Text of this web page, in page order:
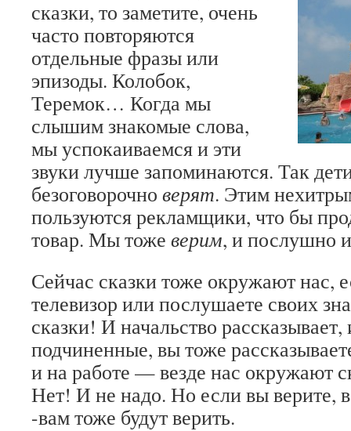
сказки, то заметите, очень
часто повторяются
отдельные фразы или
эпизоды. Колобок,
Теремок… Когда мы
слышим знакомые слова,
мы успокаиваемся и эти
звуки лучше запоминаются. Так
безоговорочно верят. Этим
пользуются рекламщики, что бы
товар. Мы тоже верим, и послушно
Сейчас сказки тоже окружают нас,
телевизор или послушаете своих
сказки! И начальство рассказывает,
подчиненные, вы тоже
и на работе — везде нас окружают
Нет! И не надо. Но если вы верите,
-вам тоже будут верить.